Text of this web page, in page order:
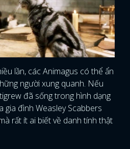
lần, các Animagus có thể ẩn
người xung quanh. Nếu
đã sống trong hình dạng
gia đình Weasley Scabbers
rất ít ai biết về danh tính thật